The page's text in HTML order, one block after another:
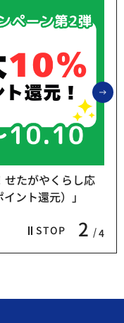
STOP 2 4
せたがやくらし応
ント還元）」